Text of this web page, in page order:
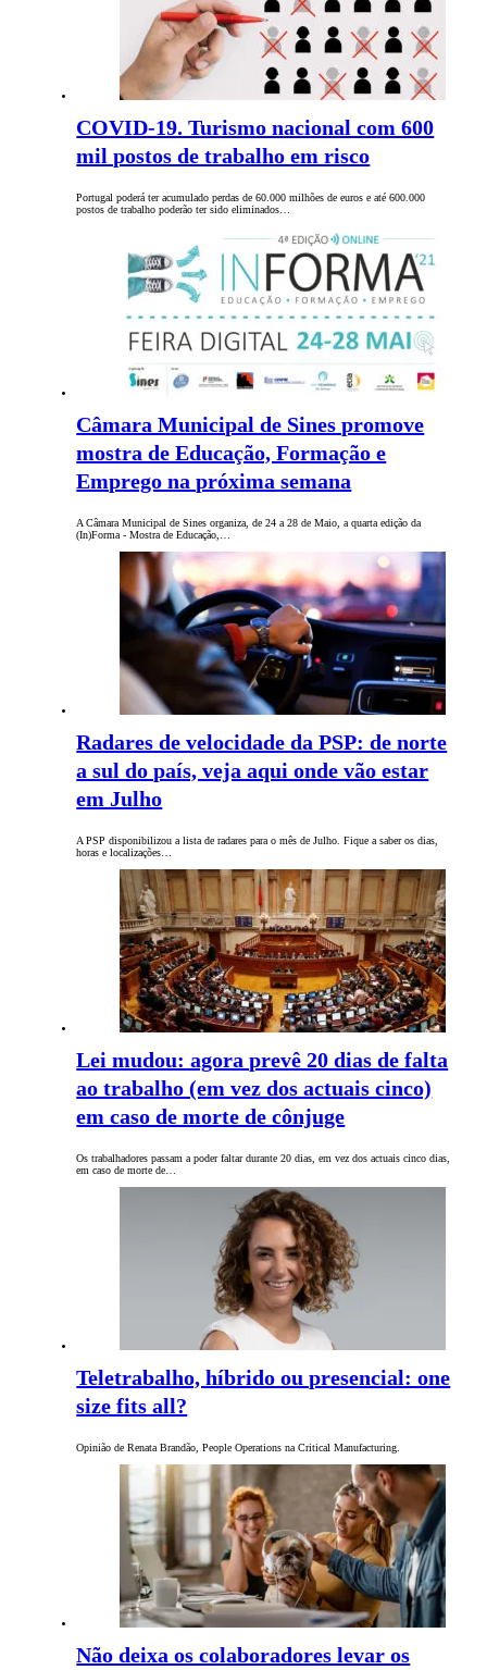
COVID-19. Turismo nacional com 600
mil postos de trabalho em risco
Portugal poderá ter acumulado perdas de 60.000 milhões de euros e até 600.000
postos de trabalho poderão ter sido eliminados…
Câmara Municipal de Sines promove
mostra de Educação, Formação e
Emprego na próxima semana
A Câmara Municipal de Sines organiza, de 24 a 28 de Maio, a quarta edição da
(In)Forma - Mostra de Educação,…
Radares de velocidade da PSP: de norte
a sul do país, veja aqui onde vão estar
em Julho
A PSP disponibilizou a lista de radares para o mês de Julho. Fique a saber os dias,
horas e localizações…
Lei mudou: agora prevê 20 dias de falta
ao trabalho (em vez dos actuais cinco)
em caso de morte de cônjuge
Os trabalhadores passam a poder faltar durante 20 dias, em vez dos actuais cinco dias,
em caso de morte de…
Teletrabalho, híbrido ou presencial: one
size fits all?
Opinião de Renata Brandão, People Operations na Critical Manufacturing.
Não deixa os colaboradores levar os